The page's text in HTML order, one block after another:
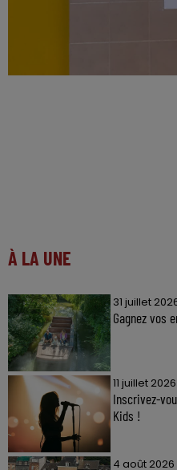
À LA UNE
31 juillet
Gagnez vos
11 juillet 2026
Inscrivez-
Kids !
4 août 2026